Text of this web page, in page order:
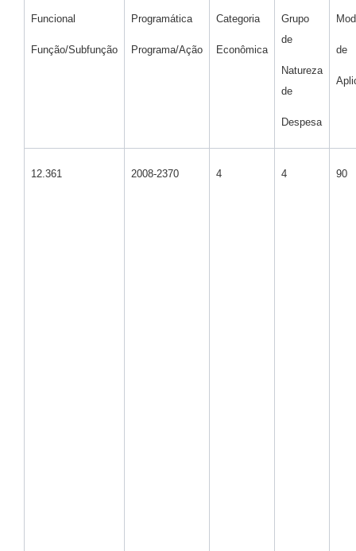
Funcional
Função/Subfunção
Programática
Programa/Ação
Categoria
Econômica
Grupo
de
Natureza
de
Despesa
de
12.361 2008-2370 4 4 90